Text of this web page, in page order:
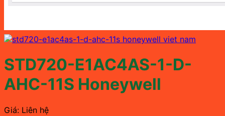
STD720-E1AC4AS-1-D-
AHC-11S Honeywell
Giá: Liên hệ